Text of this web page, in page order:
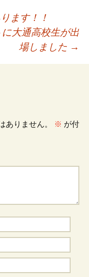
ます！！
大通高校生が出
場しました →
ありません。 ※ が付